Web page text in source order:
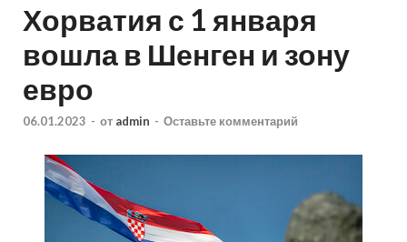
Хорватия с 1 января
вошла в Шенген и зону
евро
06.01.2023 - от admin - Оставьте комментарий